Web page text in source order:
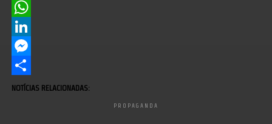
Twitter
WhatsApp
LinkedIn
Messenger
Share
NOTÍCIAS RELACIONADAS:
PROPAGANDA